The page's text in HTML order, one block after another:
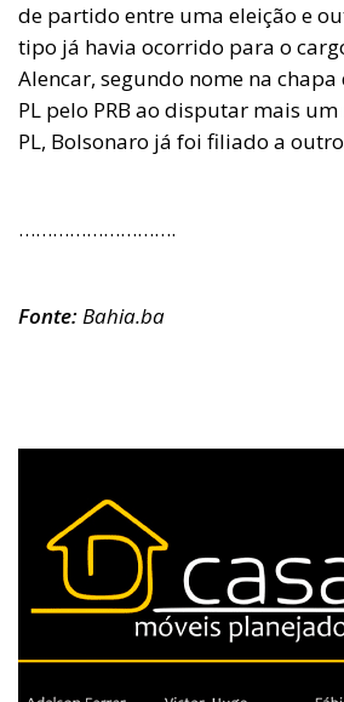
de partido entre uma eleição e
tipo já havia ocorrido para o
Alencar, segundo nome na
PL pelo PRB ao disputar mais
PL, Bolsonaro já foi filiado a
……………………….
Fonte:Bahia.ba